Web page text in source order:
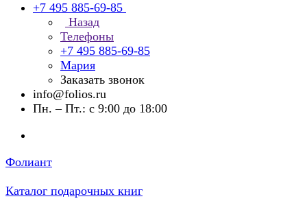
+7 495 885-69-85
Назад
Телефоны
+7 495 885-69-85
Мария
Заказать звонок
info@folios.ru
Пн. – Пт.: с 9:00 до 18:00
Фолиант
Каталог подарочных книг